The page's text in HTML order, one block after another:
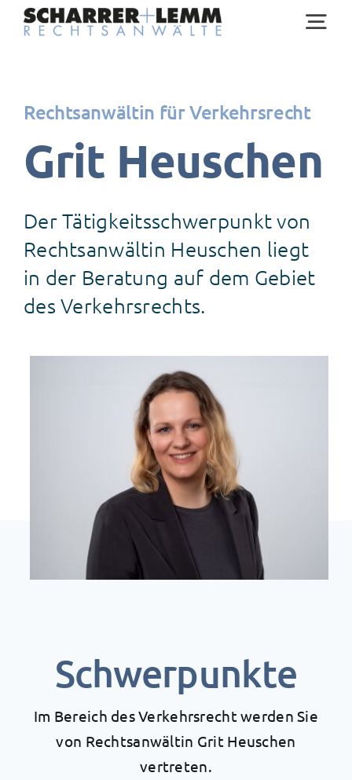
Zum
Inhalt
Rechtsgebiete
News
Rechtsanwältin für Verkehrsrecht
Grit Heuschen
Der Tätigkeitsschwerpunkt von
Rechtsanwältin Heuschen liegt
in der Beratung auf dem Gebiet
des Verkehrsrechts.
Schwerpunkte
Im Bereich des Verkehrsrecht werden Sie
von Rechtsanwältin Grit Heuschen
vertreten.